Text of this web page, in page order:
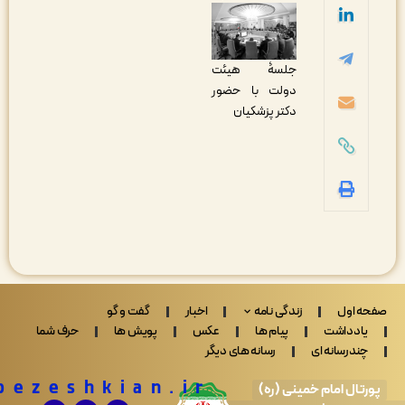
جلسۀ هیئت
دولت با حضور
دکتر پزشکیان
اول زندگی نامه اخبار
گفت و گو
پیام ها عکس پویش ها
حرف شما
ای
رسانه های دیگر
امام خمینی (ره)
Drpezeshkian.ir